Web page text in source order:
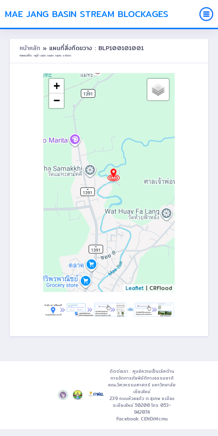
MAE JANG BASIN STREAM BLOCKAGES
หน้าหลัก » แผนที่สิ่งกีดขวาง : BLP100101001
ตำแหน่งที่ตั้ง : หมู่ที่ 1 แม่ทะ ต.แม่ทะ อ.แม่ทะ จ.ลำปาง
+
−
Leaflet | CRFlood
ติดต่อเรา : ศูนย์ความเป็นเลิศด้าน
การจัดการภัยพิบัติทางธรรมชาติ
คณะวิศวกรรมศาสตร์ มหาวิทยาลัย
เชียงใหม่
239 ถนนห้วยแก้ว ต.สุเทพ อ.เมือง
จ.เชียงใหม่ 50200 โทร 053-
942074
Facebook: CENDiMcmu